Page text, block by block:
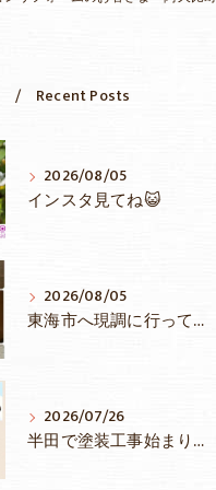
Recent Posts
2026/08/05
インスタ見てね😺
2026/08/05
東海市へ現調に行ってきました
2026/07/26
半田で塗装工事始まりました♪